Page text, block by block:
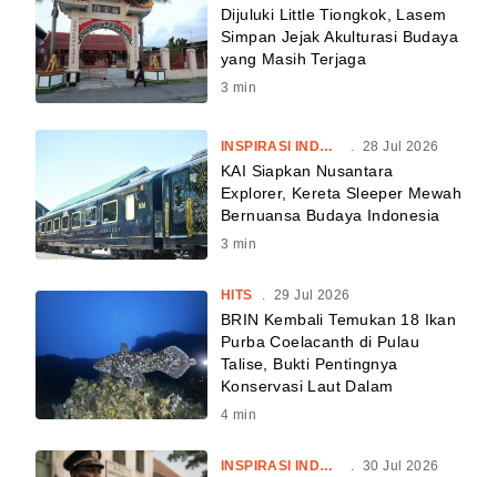
Dijuluki Little Tiongkok, Lasem
Simpan Jejak Akulturasi Budaya
yang Masih Terjaga
3 min
INSPIRASI INDONESIA 28 Jul 2026
KAI Siapkan Nusantara
Explorer, Kereta Sleeper Mewah
Bernuansa Budaya Indonesia
3 min
HITS 29 Jul 2026
BRIN Kembali Temukan 18 Ikan
Purba Coelacanth di Pulau
Talise, Bukti Pentingnya
Konservasi Laut Dalam
4 min
INSPIRASI INDONESIA 30 Jul 2026